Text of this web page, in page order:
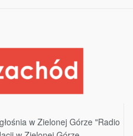
w Zielonej Górze "Radio